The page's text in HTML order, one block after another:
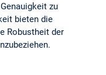
zu
bieten die
Robustheit der